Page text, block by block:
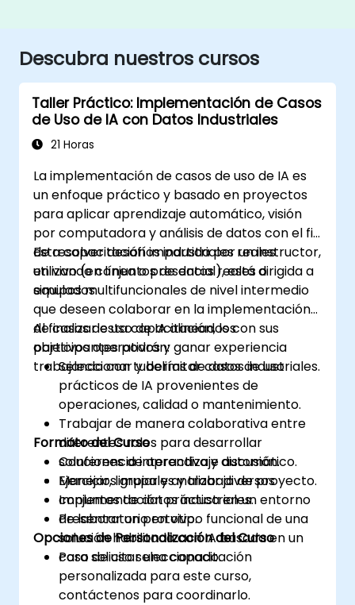
Descubra nuestros cursos
Taller Práctico: Implementación de Casos
de Uso de IA con Datos Industriales
21 Horas
La implementación de casos de uso de IA es
un enfoque práctico y basado en proyectos
para aplicar aprendizaje automático, visión
por computadora y análisis de datos con el fin
de resolver desafíos industriales reales
utilizando conjuntos de datos reales o
simulados.
Esta capacitación impartida por un instructor,
en vivo (en línea o presencial), está dirigida a
equipos multifuncionales de nivel intermedio
que deseen colaborar en la implementación
de casos de uso de IA alineados con sus
objetivos operativos y ganar experiencia
trabajando con tuberías de datos industriales.
Al finalizar esta capacitación, los
participantes podrán:
Seleccionar y delimitar casos de uso
prácticos de IA provenientes de
operaciones, calidad o mantenimiento.
Trabajar de manera colaborativa entre
diferentes roles para desarrollar
soluciones de aprendizaje automático.
Manejar, limpiar y analizar diversos
conjuntos de datos industriales.
Presentar un prototipo funcional de una
solución habilitada con IA basada en un
caso de uso seleccionado.
Formato del Curso
Conferencia interactiva y discusión.
Ejercicios grupales y trabajo de proyecto.
Implementación práctica en un entorno
de laboratorio en vivo.
Opciones de Personalización del Curso
Para solicitar una capacitación
personalizada para este curso,
contáctenos para coordinarlo.